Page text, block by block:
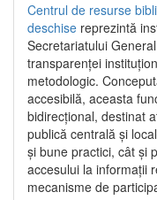
Centrul de resurse
deschise reprezintă
Secretariatului
transparenței
metodologic.
accesibilă, aceasta
bidirecțional, destinat
publică centrală și
și bune practici, cât și
accesului la informații
mecanisme de